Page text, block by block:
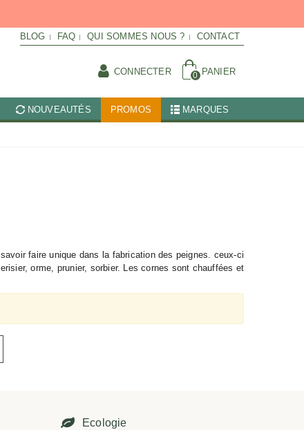
BLOG FAQ QUI SOMMES NOUS ? CONTACT
CONNECTER 0 PANIER
NOUVEAUTÉS PROMOS MARQUES
faire unique dans la fabrication des peignes. ceux-ci
orme, prunier, sorbier. Les cornes sont chauffées et
Ecologie